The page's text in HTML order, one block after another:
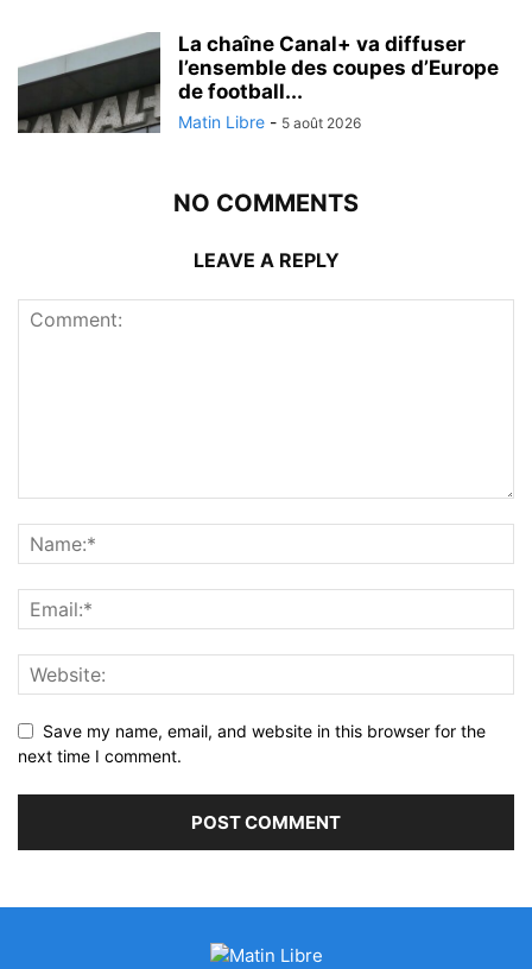
La chaîne Canal+ va diffuser
l’ensemble des coupes d’Europe
de football...
Matin Libre - 5 août 2026
NO COMMENTS
LEAVE A REPLY
Save my name, email, and website in this browser for the
next time I comment.